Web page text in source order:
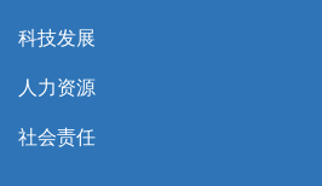
科技发展
人力资源
社会责任